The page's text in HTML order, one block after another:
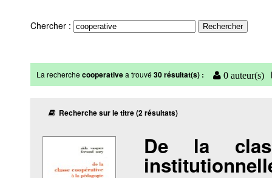
Chercher :
La recherchecooperativea trouvé30 résultat(s) : 0 auteur(s)
Recherche sur le titre (2 résultats)
De la